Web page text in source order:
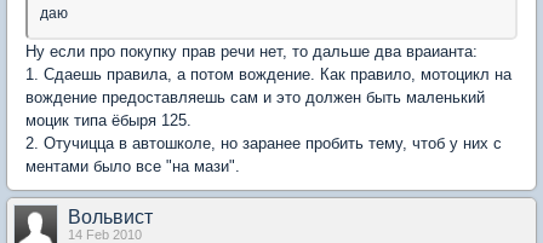
даю
Ну если про покупку прав речи нет, то дальше два враианта:
1. Сдаешь правила, а потом вождение. Как правило, мотоцикл на
вождение предоставляешь сам и это должен быть маленький
моцик типа ёбыря 125.
2. Отучицца в автошколе, но заранее пробить тему, чтоб у них с
ментами было все "на мази".
Вольвист
14 Feb 2010